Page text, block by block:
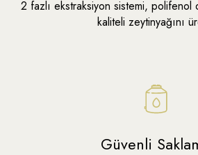
Kampanyalar 2.Üründe %20
Baharatla Al 50 TL
Salatalar ve
Yemeklerin
Banmalık Sağlık
Erken Hasat
2 fazlı ekstraksiyon sistemi,
kaliteli zeytinyağını
Güvenli